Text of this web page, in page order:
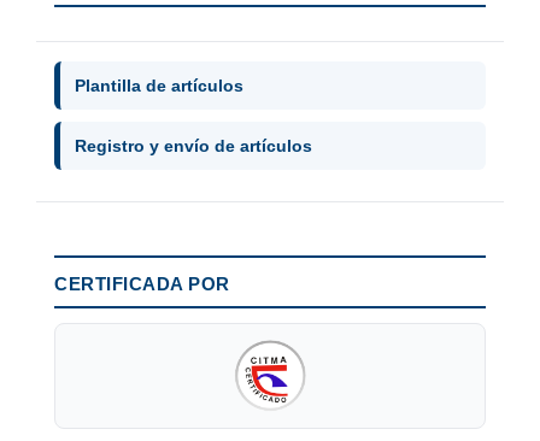
Plantilla de artículos
Registro y envío de artículos
CERTIFICADA POR